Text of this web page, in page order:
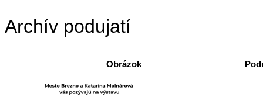
Archív podujatí
Obrázok